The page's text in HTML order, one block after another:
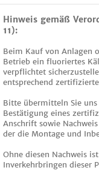
Hinweis gemäß
11):
Beim Kauf von Anlagen
Betrieb ein fluoriertes
verpflichtet
entsprechend
Bitte übermitteln Sie uns
Bestätigung eines
Anschrift sowie
der die Montage und
Ohne diesen Nachweis
Inverkehrbringen dieser